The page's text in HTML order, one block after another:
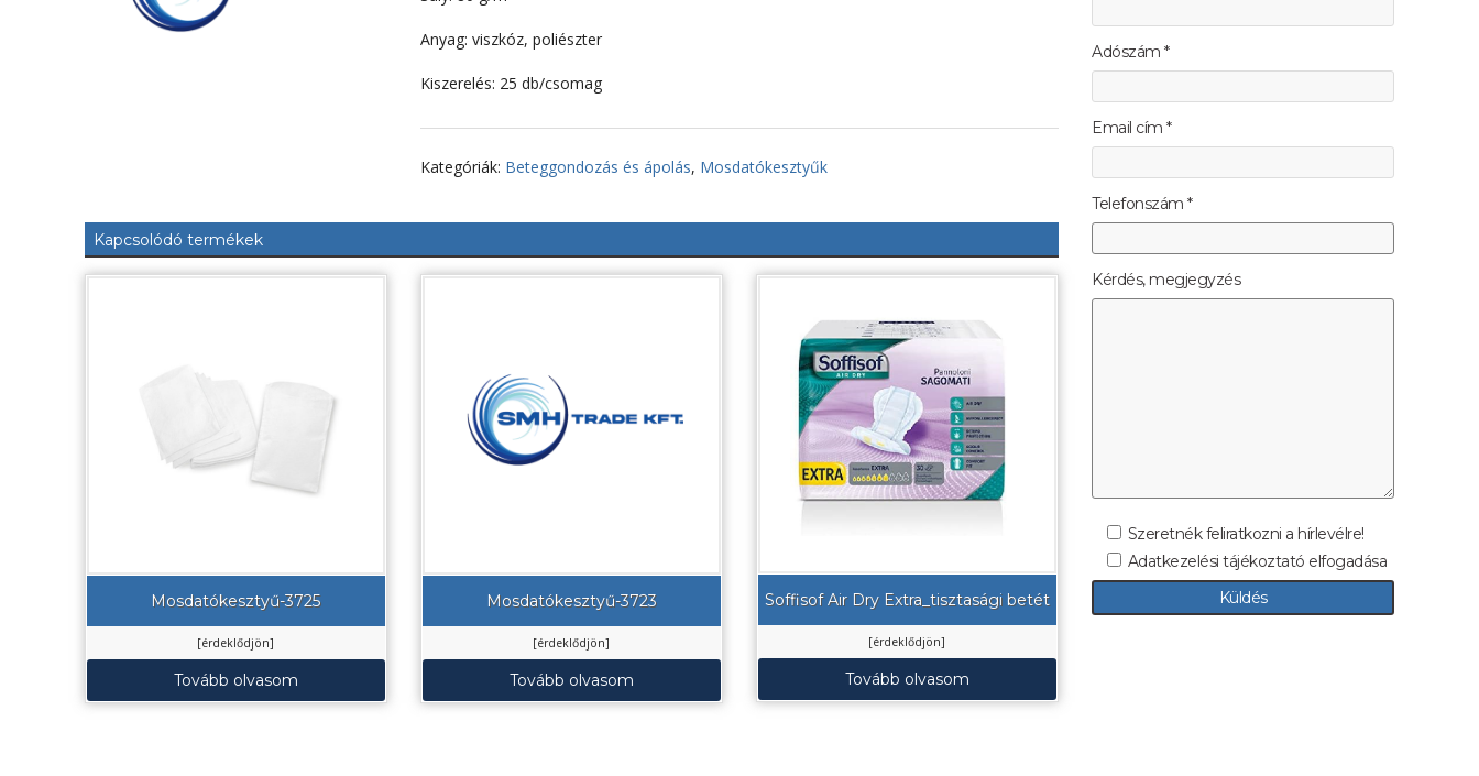
Anyag: viszkóz, poliészter
Kiszerelés: 25 db/csomag
Kategóriák: Beteggondozás és ápolás, Mosdatókesztyűk
Kapcsolódó termékek
Mosdatókesztyű-3725
[érdeklődjön]
Tovább olvasom
Mosdatókesztyű-3723
[érdeklődjön]
Tovább olvasom
Soffisof Air Dry Extra_tisztasági betét
[érdeklődjön]
Tovább olvasom
Adószám *
Email cím *
Telefonszám *
Kérdés, megjegyzés
Szeretnék feliratkozni a hírlevélre!
Adatkezelési tájékoztató elfogadása